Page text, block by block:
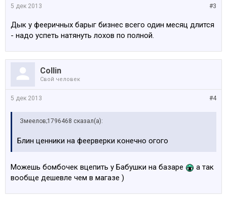
#3
5 дек 2013
Дык у фееричных барыг бизнес всего один месяц длится
- надо успеть натянуть лохов по полной.
Collin
Свой человек
#4
5 дек 2013
Змеелов;1796468 сказал(а):
Блин ценники на феерверки конечно огого
Можешь бомбочек вцепить у Бабушки на базаре
а так
вообще дешевле чем в магазе )